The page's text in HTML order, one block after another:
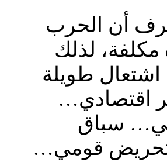
أن الحرب
مكلفة، لذلك
اشتعال طويلة
اقتصادي…
سباق
قومي…